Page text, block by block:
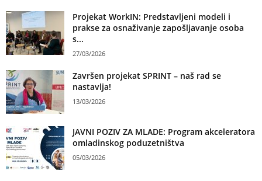
Projekat WorkIN: Predstavljeni modeli i
prakse za osnaživanje zapošljavanje osoba
s...
27/03/2026
Završen projekat SPRINT – naš rad se
nastavlja!
13/03/2026
JAVNI POZIV ZA MLADE: Program akceleratora
omladinskog poduzetništva
05/03/2026